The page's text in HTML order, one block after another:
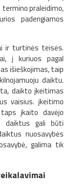
praleidimo,
padengiamos
ir turtinės teisės.
į kuriuos pagal
išieškojimas, taip
daiktu.
daikto įkeitimas
vaisius. įkeitimo
įkaito davėjo
daiktus gali būti
nuosavybės
galima tik